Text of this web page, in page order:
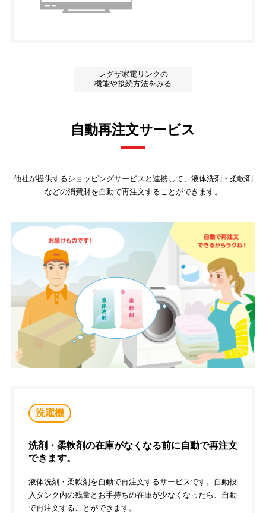
レグザ家電リンクの
機能や接続方法をみる
自動再注文サービス
他社が提供するショッピングサービスと連携して、液体洗剤・柔軟剤
などの消費財を自動で再注文することができます。
洗濯機
洗剤・柔軟剤の在庫がなくなる前に自動で再注文
できます。
液体洗剤・柔軟剤を自動で再注文するサービスです。自動投
入タンク内の残量とお手持ちの在庫が少なくなったら、自動
で再注文することができます。